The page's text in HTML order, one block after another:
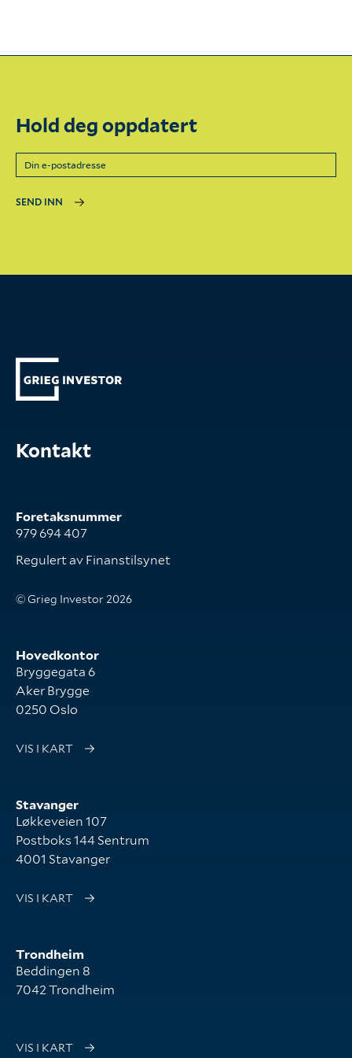
Hold deg oppdatert
SEND INN
Kontakt
Foretaksnummer
979 694 407
Regulert av Finanstilsynet
© Grieg Investor 2026
Hovedkontor
Bryggegata 6
Aker Brygge
0250 Oslo
VIS I KART
Stavanger
Løkkeveien 107
Postboks 144 Sentrum
4001 Stavanger
VIS I KART
Trondheim
Beddingen 8
7042 Trondheim
VIS I KART